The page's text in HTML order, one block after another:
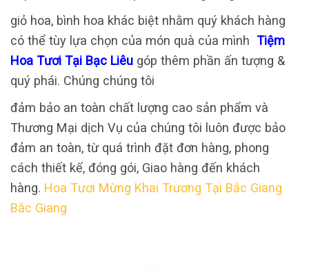
giỏ hoa, bình hoa khác biệt nhằm quý khách hàng
có thể tùy lựa chọn của món quà của mình Tiệm
Hoa Tươi Tại Bạc Liêu góp thêm phần ấn tượng &
quý phái. Chúng chúng tôi
đảm bảo an toàn chất lượng cao sản phẩm và
Thương Mại dịch Vụ của chúng tôi luôn được bảo
đảm an toàn, từ quá trình đặt đơn hàng, phong
cách thiết kế, đóng gói, Giao hàng đến khách
hàng. Hoa Tươi Mừng Khai Trương Tại Bắc Giang
Bắc Giang